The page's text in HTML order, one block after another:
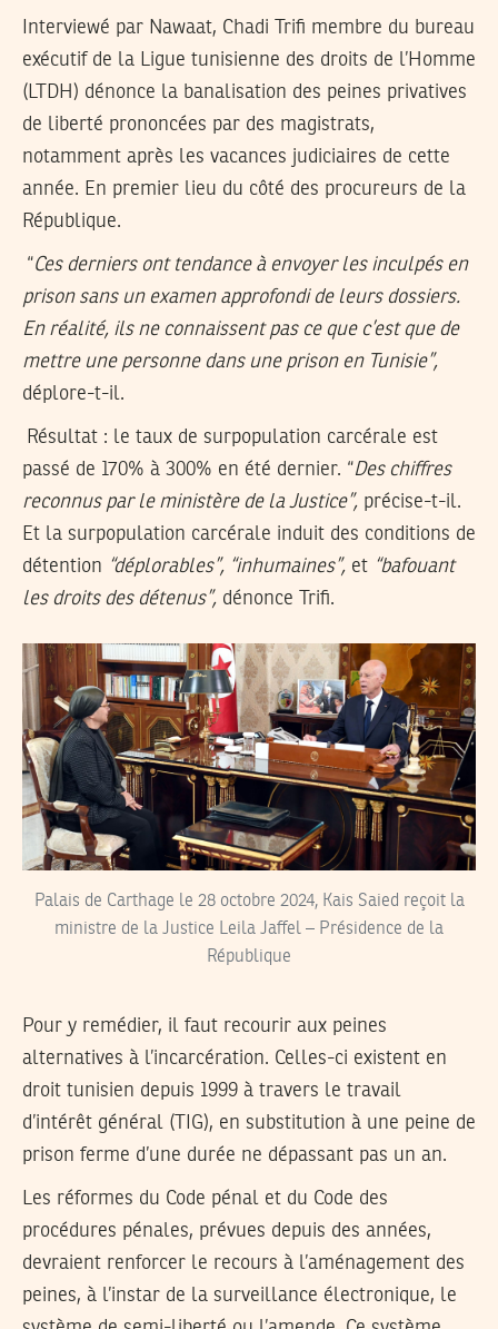
Interviewé par Nawaat, Chadi Trifi membre du bureau
exécutif de la Ligue tunisienne des droits de l’Homme
(LTDH) dénonce la banalisation des peines privatives
de liberté prononcées par des magistrats,
notamment après les vacances judiciaires de cette
année. En premier lieu du côté des procureurs de la
République.
“Ces derniers ont tendance à envoyer les inculpés en
prison sans un examen approfondi de leurs dossiers.
En réalité, ils ne connaissent pas ce que c’est que de
mettre une personne dans une prison en Tunisie”,
déplore-t-il.
Résultat : le taux de surpopulation carcérale est
passé de 170% à 300% en été dernier. “Des chiffres
reconnus par le ministère de la Justice”, précise-t-il.
Et la surpopulation carcérale induit des conditions de
détention “déplorables”, “inhumaines”, et “bafouant
les droits des détenus”, dénonce Trifi.
Palais de Carthage le 28 octobre 2024, Kais Saied reçoit la
ministre de la Justice Leila Jaffel – Présidence de la
République
Pour y remédier, il faut recourir aux peines
alternatives à l’incarcération. Celles-ci existent en
droit tunisien depuis 1999 à travers le travail
d’intérêt général (TIG), en substitution à une peine de
prison ferme d’une durée ne dépassant pas un an.
Les réformes du Code pénal et du Code des
procédures pénales, prévues depuis des années,
devraient renforcer le recours à l’aménagement des
peines, à l’instar de la surveillance électronique, le